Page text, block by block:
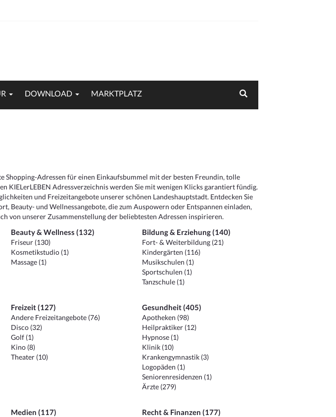
DOWNLOAD MARKTPLATZ
Shopping-Adressen für einen Einkaufsbummel mit der besten Freundin, tolle
Adressverzeichnis werden Sie mit wenigen Klicks garantiert fündig.
und Freizeitangebote unserer schönen Landeshauptstadt. Entdecken Sie
Beauty- und Wellnessangebote, die zum Auspowern oder Entspannen einladen,
von unserer Zusammenstellung der beliebtesten Adressen inspirieren.
Beauty & Wellness (132)
Friseur (130)
Kosmetikstudio (1)
Massage (1)
Bildung & Erziehung (140)
Fort- & Weiterbildung (21)
Kindergärten (116)
Musikschulen (1)
Sportschulen (1)
Tanzschule (1)
Freizeit (127)
Andere Freizeitangebote (76)
Disco (32)
Golf (1)
Kino (8)
Theater (10)
Gesundheit (405)
Apotheken (98)
Heilpraktiker (12)
Hypnose (1)
Klinik (10)
Krankengymnastik (3)
Logopäden (1)
Seniorenresidenzen (1)
Ärzte (279)
Medien (117) Recht & Finanzen (177)